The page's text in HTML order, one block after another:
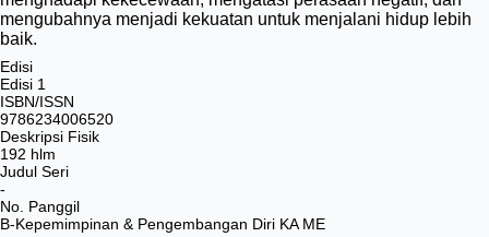
mengubahnya menjadi kekuatan untuk menjalani hidup lebih
baik.
Edisi
Edisi 1
ISBN/ISSN
9786234006520
Deskripsi Fisik
192 hlm
Judul Seri
-
No. Panggil
B-Kepemimpinan & Pengembangan Diri KA ME